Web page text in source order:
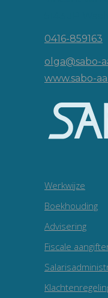
0416-859163
olga@sabo-
www.sabo-
Werkwijze
Boekhouding
Advisering
Fiscale